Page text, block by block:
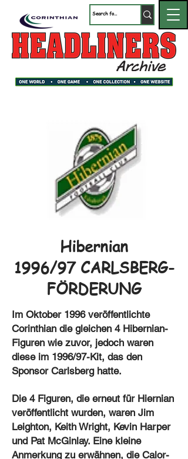
Hibernian
1996/97 CARLSBERG-
FÖRDERUNG
Im Oktober 1996 veröffentlichte
Corinthian die gleichen 4 Hibernian-
Figuren wie zuvor, jedoch waren
diese im 1996/97-Kit, das den
Sponsor Carlsberg hatte.
Die 4 Figuren, die erneut für Hiernian
veröffentlicht wurden, waren Jim
Leighton, Keith Wright, Kevin Harper
und Pat McGinlay. Eine kleine
Anmerkung zu erwähnen, die Calor-